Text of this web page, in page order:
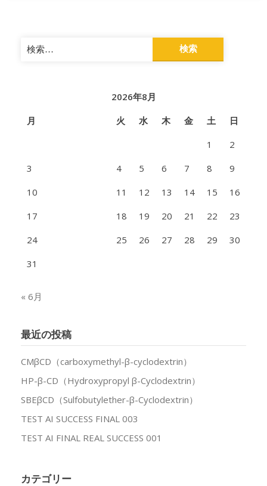
検
索:
2026年8月
月
火 水 木 金 土
日
1
2
3
4 5 6 7 8
9
10
11 12 13 14 15
16
17
18 19 20 21 22
23
24
25 26 27 28 29
30
31
« 6月
最近の投稿
CMβCD（carboxymethyl-β-cyclodextrin）
HP-β-CD（Hydroxypropyl β-Cyclodextrin）
SBEβCD（Sulfobutylether-β-Cyclodextrin）
TEST AI SUCCESS FINAL 003
TEST AI FINAL REAL SUCCESS 001
カテゴリー